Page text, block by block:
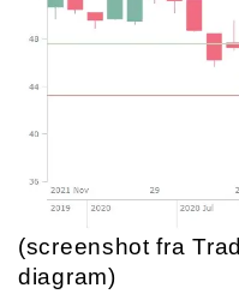
(screenshot fra
diagram)